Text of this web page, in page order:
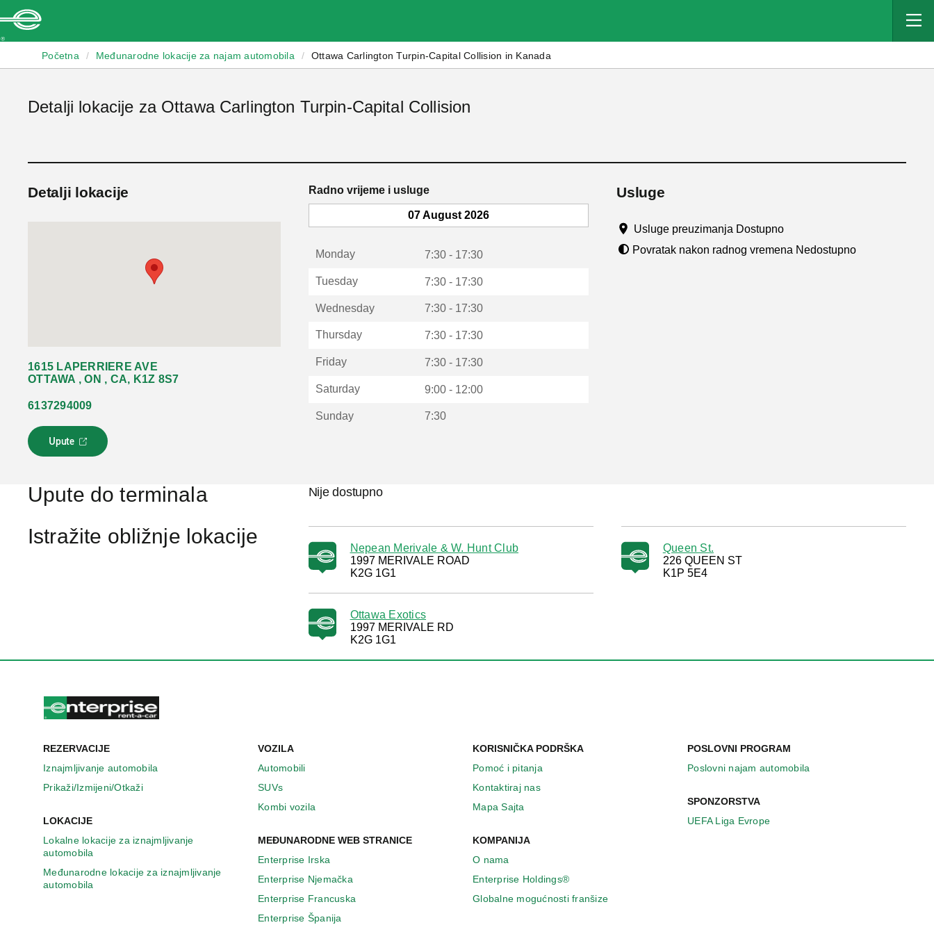
Početna / Međunarodne lokacije za najam automobila / Ottawa Carlington Turpin-Capital Collision in Kanada
Detalji lokacije za Ottawa Carlington Turpin-Capital Collision
Detalji lokacije
1615 LAPERRIERE AVE
OTTAWA , ON , CA, K1Z 8S7
6137294009
Upute
L
i
s
o
t
p
r
o
o
r
Radno vrijeme i usluge
07 August 2026
Monday 7:30 - 17:30
Tuesday 7:30 - 17:30
Wednesday 7:30 - 17:30
Thursday 7:30 - 17:30
Friday 7:30 - 17:30
Saturday 9:00 - 12:00
Sunday 7:30
Usluge
Usluge preuzimanja Dostupno
Povratak nakon radnog vremena Nedostupno
Upute do terminala Nije dostupno
Istražite obližnje lokacije
Nepean Merivale & W. Hunt Club
1997 MERIVALE ROAD
K2G 1G1
Queen St.
226 QUEEN ST
K1P 5E4
Ottawa Exotics
1997 MERIVALE RD
K2G 1G1
REZERVACIJE
Iznajmljivanje automobila
Prikaži/Izmijeni/Otkaži
LOKACIJE
Lokalne lokacije za iznajmljivanje
automobila
Međunarodne lokacije za iznajmljivanje
automobila
VOZILA
Automobili
SUVs
Kombi vozila
MEĐUNARODNE WEB STRANICE
Enterprise Irska
Enterprise Njemačka
Enterprise Francuska
Enterprise Španija
KORISNIČKA PODRŠKA
Pomoć i pitanja
Kontaktiraj nas
Mapa Sajta
KOMPANIJA
O nama
Enterprise Holdings®
Globalne mogućnosti franšize
POSLOVNI PROGRAM
Poslovni najam automobila
SPONZORSTVA
UEFA Liga Evrope